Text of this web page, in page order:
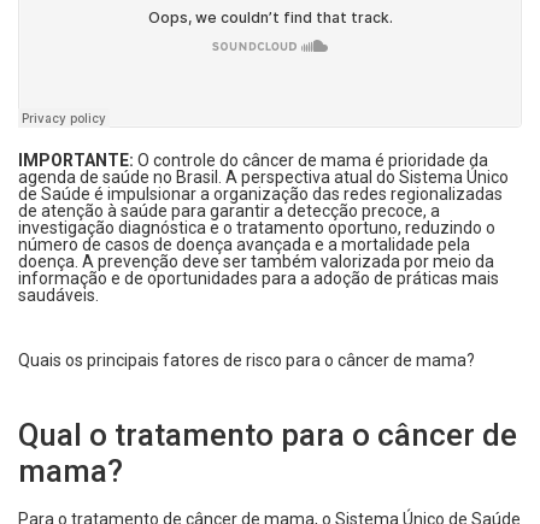
IMPORTANTE: O controle do câncer de mama é prioridade da
agenda de saúde no Brasil. A perspectiva atual do Sistema Único
de Saúde é impulsionar a organização das redes regionalizadas
de atenção à saúde para garantir a detecção precoce, a
investigação diagnóstica e o tratamento oportuno, reduzindo o
número de casos de doença avançada e a mortalidade pela
doença. A prevenção deve ser também valorizada por meio da
informação e de oportunidades para a adoção de práticas mais
saudáveis.
Quais os principais fatores de risco para o câncer de mama?
Qual o tratamento para o câncer de
mama?
Para o tratamento de câncer de mama, o Sistema Único de Saúde